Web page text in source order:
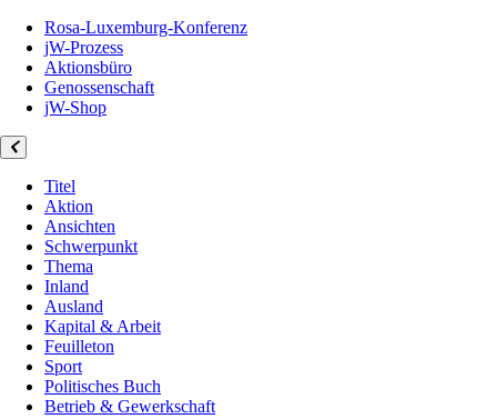
Rosa-Luxemburg-Konferenz
jW-Prozess
Aktionsbüro
Genossenschaft
jW-Shop
Titel
Aktion
Ansichten
Schwerpunkt
Thema
Inland
Ausland
Kapital & Arbeit
Feuilleton
Sport
Politisches Buch
Betrieb & Gewerkschaft